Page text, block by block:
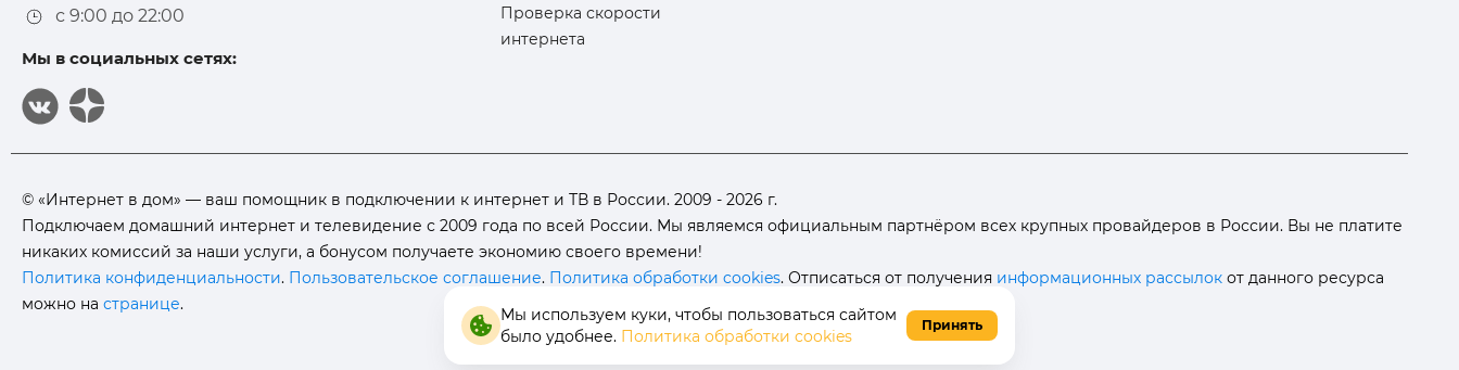
с 9:00 до 22:00
Мы в социальных сетях:
Проверка скорости
интернета
© «Интернет в дом» — ваш помощник в подключении к интернет и ТВ в России. 2009 - 2026 г.
Подключаем домашний интернет и телевидение с 2009 года по всей России. Мы являемся официальным партнёром всех крупных провайдеров в России. Вы не платите
никаких комиссий за наши услуги, а бонусом получаете экономию своего времени!
Политика конфиденциальности. Пользовательское соглашение. Политика обработки cookies. Отписаться от получения информационных рассылок от данного ресурса
можно на странице.
Мы используем куки, чтобы пользоваться сайтом
было удобнее. Политика обработки cookies
Принять